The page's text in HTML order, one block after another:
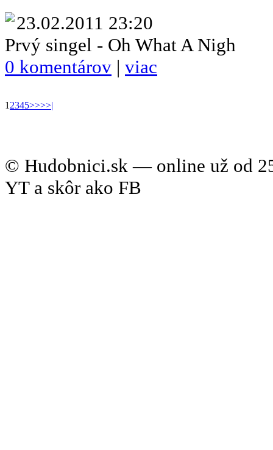
23.02.2011 23:20
Prvý singel - Oh What A Nigh
0 komentárov | viac
12345>>>>|
© Hudobnici.sk — online už od
YT a skôr ako FB